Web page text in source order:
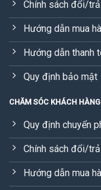
Chính sách đổi/trả
Hướng dẫn mua
Hướng dẫn thanh
Quy định bảo mật
CHĂM SÓC KHÁCH HÀNG
Quy định chuyển
Chính sách đổi/trả
Hướng dẫn mua